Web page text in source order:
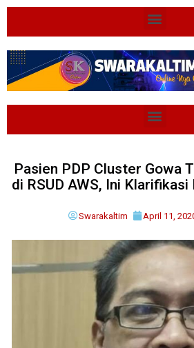
Pasien PDP Cluster Gowa
di RSUD AWS, Ini
Swarakaltim April 11,